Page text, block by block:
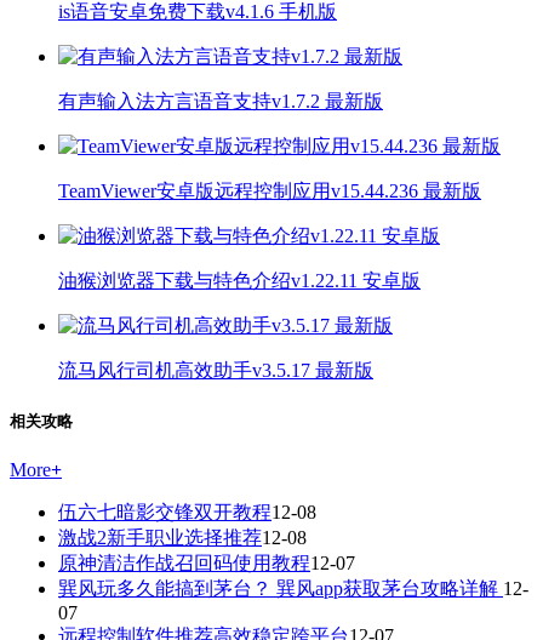
is语音安卓免费下载v4.1.6 手机版
有声输入法方言语音支持v1.7.2 最新版
TeamViewer安卓版远程控制应用v15.44.236 最新版
油猴浏览器下载与特色介绍v1.22.11 安卓版
流马风行司机高效助手v3.5.17 最新版
相关攻略
More+
伍六七暗影交锋双开教程12-08
激战2新手职业选择推荐12-08
原神清洁作战召回码使用教程12-07
巽风玩多久能搞到茅台？ 巽风app获取茅台攻略详解 12-
07